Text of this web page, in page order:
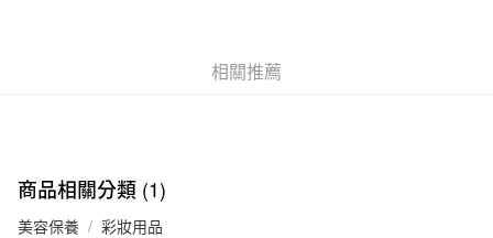
每筆NT$65，滿NT$1,000(含以上)免運費
相關推薦
商品相關分類 (1)
美容保養 彩妝用品